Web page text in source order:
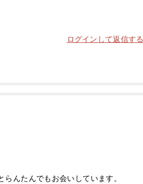
ログインして返信する
んたんでもお会いしています。